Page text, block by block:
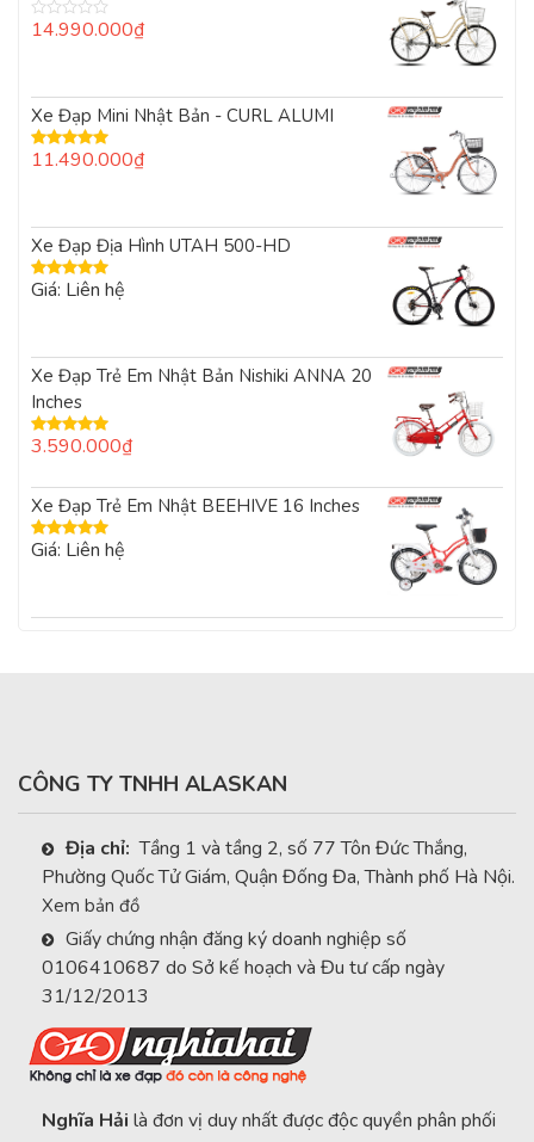
Được
5
sao
14.990.000₫
Xe Đạp Mini Nhật Bản - CURL ALUMI
Được xếp
11.490.000₫
Xe Đạp Địa Hình UTAH 500-HD
Được xếp
Giá: Liên hệ
Xe Đạp Trẻ Em Nhật Bản Nishiki ANNA 20
Inches
Được xếp
3.590.000₫
Xe Đạp Trẻ Em Nhật BEEHIVE 16 Inches
Được xếp
Giá: Liên hệ
CÔNG TY TNHH ALASKAN
Địa chỉ: Tầng 1 và tầng 2, số 77 Tôn Đức Thắng,
Phường Quốc Tử Giám, Quận Đống Đa, Thành phố Hà Nội.
Xem bản đồ
Giấy chứng nhận đăng ký doanh nghiệp số
0106410687 do Sở kế hoạch và Đu tư cấp ngày
31/12/2013
Nghĩa Hải là đơn vị duy nhất được độc quyền phân phối